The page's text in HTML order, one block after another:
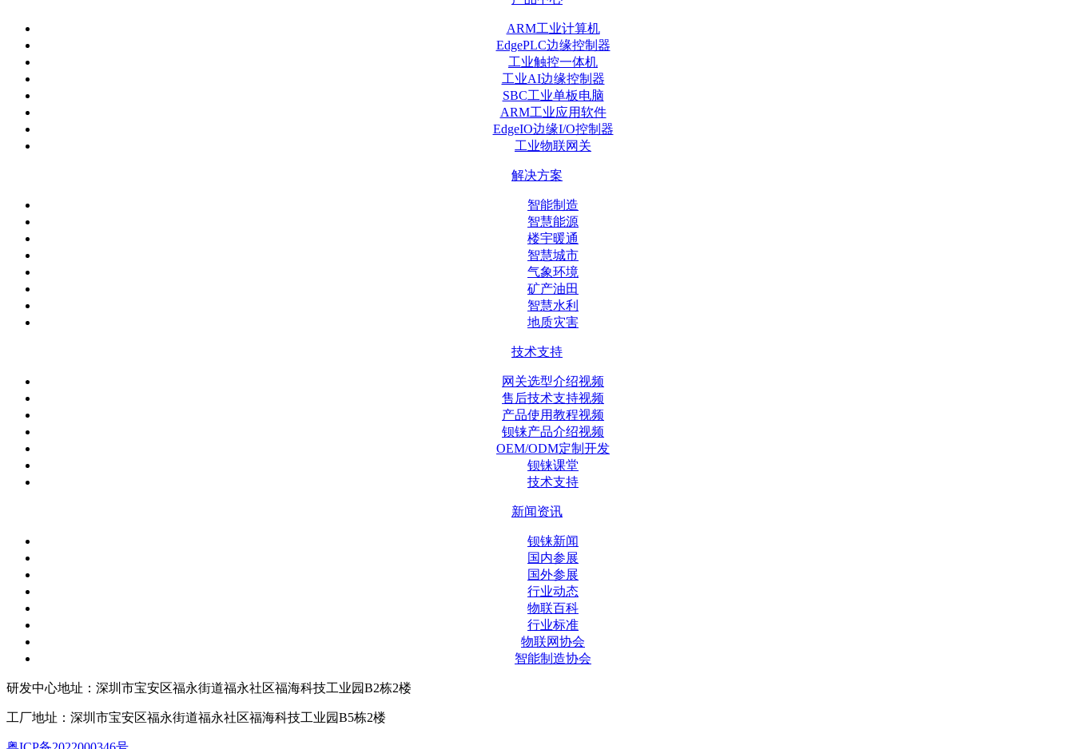
ARM工业计算机
EdgePLC边缘控制器
工业触控一体机
工业AI边缘控制器
SBC工业单板电脑
ARM工业应用软件
EdgeIO边缘I/O控制器
工业物联网关
解决方案
智能制造
智慧能源
楼宇暖通
智慧城市
气象环境
矿产油田
智慧水利
地质灾害
技术支持
网关选型介绍视频
售后技术支持视频
产品使用教程视频
钡铼产品介绍视频
OEM/ODM定制开发
钡铼课堂
技术支持
新闻资讯
钡铼新闻
国内参展
国外参展
行业动态
物联百科
行业标准
物联网协会
智能制造协会
研发中心地址：深圳市宝安区福永街道福永社区福海科技工业园B2栋2楼
工厂地址：深圳市宝安区福永街道福永社区福海科技工业园B5栋2楼